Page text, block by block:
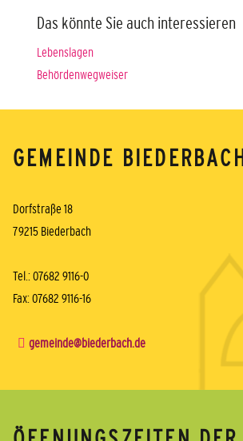
Das könnte Sie auch interessieren
Lebenslagen
Behördenwegweiser
GEMEINDE BIEDERBACH
Dorfstraße 18
79215 Biederbach
Tel.: 07682 9116-0
Fax: 07682 9116-16
gemeinde@biederbach.de